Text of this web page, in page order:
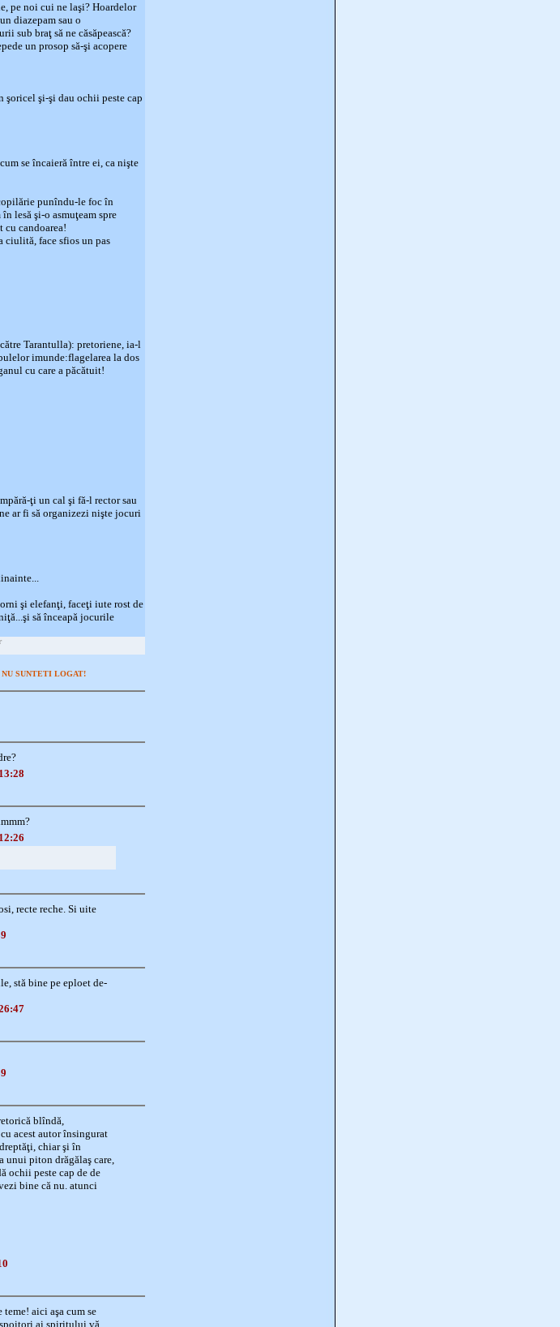
pe noi cui ne laşi? Hoardelor
diazepam sau o
sub braţ să ne căsăpească?
un prosop să-şi acopere
şoricel şi-şi dau ochii peste cap
se încaieră între ei, ca nişte
punîndu-le foc în
lesă şi-o asmuţeam spre
candoarea!
ciulită, face sfios un pas
Tarantulla): pretoriene, ia-l
imunde:flagelarea la dos
cu care a păcătuit!
ţi un cal şi fă-l rector sau
ar fi să organizezi nişte jocuri
şi elefanţi, faceţi iute rost de
să înceapă jocurile
SUNTETI LOGAT!
recte reche. Si uite
stă bine pe eploet de-
blîndă,
acest autor însingurat
chiar şi în
unui piton drăgălaş care,
ochii peste cap de de
bine că nu. atunci
aici aşa cum se
spoitori ai spiritului.vă